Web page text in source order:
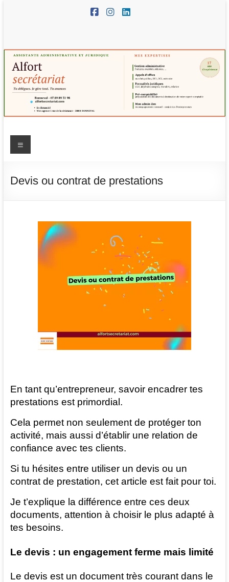
Alfort
–
administrative
juridique
Bonneval
Menu
Devis ou contrat de prestations
En tant qu’entrepreneur, savoir encadrer tes
prestations est primordial.
Cela permet non seulement de protéger ton
activité, mais aussi d’établir une relation de
confiance avec tes clients.
Si tu hésites entre utiliser un devis ou un
contrat de prestation, cet article est fait pour toi.
Je t’explique la différence entre ces deux
documents, attention à choisir le plus adapté à
tes besoins.
Le devis : un engagement ferme mais limité
Le devis est un document très courant dans le